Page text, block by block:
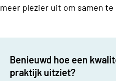
meer plezier uit om samen te
Benieuwd hoe een
praktijk uitziet?